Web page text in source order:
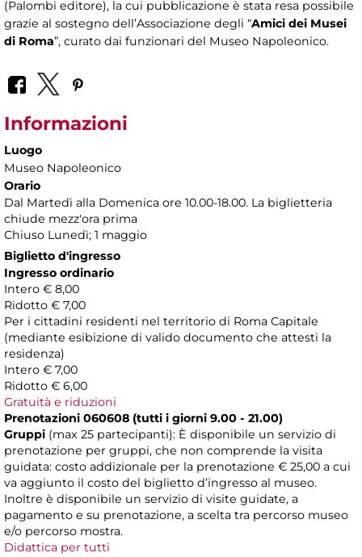
(Palombi editore), la cui pubblicazione è stata resa possibile
grazie al sostegno dell’Associazione degli “Amici dei Musei
di Roma”, curato dai funzionari del Museo Napoleonico.
Informazioni
Luogo
Museo Napoleonico
Orario
Dal Martedì alla Domenica ore 10.00-18.00. La biglietteria
chiude mezz'ora prima
Chiuso Lunedì; 1 maggio
Biglietto d'ingresso
Ingresso ordinario
Intero € 8,00
Ridotto € 7,00
Per i cittadini residenti nel territorio di Roma Capitale
(mediante esibizione di valido documento che attesti la
residenza)
Intero € 7,00
Ridotto € 6,00
Gratuità e riduzioni
Prenotazioni 060608 (tutti i giorni 9.00 - 21.00)
Gruppi (max 25 partecipanti): È disponibile un servizio di
prenotazione per gruppi, che non comprende la visita
guidata: costo addizionale per la prenotazione € 25,00 a cui
va aggiunto il costo del biglietto d’ingresso al museo.
Inoltre è disponibile un servizio di visite guidate, a
pagamento e su prenotazione, a scelta tra percorso museo
e/o percorso mostra.
Didattica per tutti